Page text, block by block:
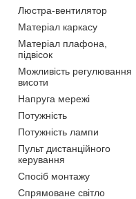
Люстра-вентилятор
Матеріал каркасу
Матеріал плафона,
підвісок
Можливість регулювання
висоти
Напруга мережі
Потужність
Потужність лампи
Пульт дистанційного
керування
Спосіб монтажу
Спрямоване світло